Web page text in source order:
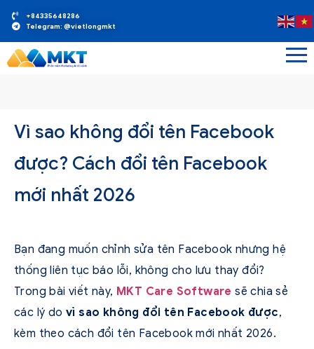
+84335648286
Telegram: @vietlongmkt
Vì sao không đổi tên Facebook
được? Cách đổi tên Facebook
mới nhất 2026
Bạn đang muốn chỉnh sửa tên Facebook nhưng hệ
thống liên tục báo lỗi, không cho lưu thay đổi?
Trong bài viết này, MKT Care Software sẽ chia sẻ
các lý do vì sao không đổi tên Facebook được,
kèm theo cách đổi tên Facebook mới nhất 2026.